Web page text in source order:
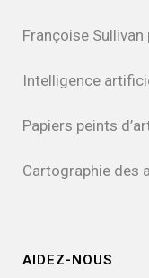
Françoise
Intelligence
Papiers peints
Cartographie des
AIDEZ-NOUS